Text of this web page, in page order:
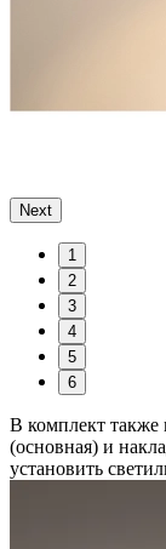
Next
1
2
3
4
5
6
В комплект также
(основная) и
установить